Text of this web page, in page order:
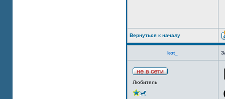
Вернуться к началу
kot_
Любитель